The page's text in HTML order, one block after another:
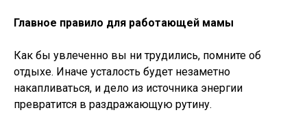
Главное правило для работающей мамы
Как бы увлеченно вы ни трудились, помните об
отдыхе. Иначе усталость будет незаметно
накапливаться, и дело из источника энергии
превратится в раздражающую рутину.